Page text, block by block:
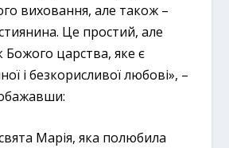
виховання, але також –
Це простий, але
Божого царства, яке є
і безкорисливої любові», –
Марія, яка полюбила